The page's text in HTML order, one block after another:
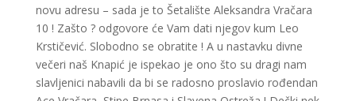
novu adresu – sada je to Šetalište Aleksandra Vračara
10 ! Zašto ? odgovore će Vam dati njegov kum Leo
Krstičević. Slobodno se obratite ! A u nastavku divne
večeri naš Knapić je ispekao je ono što su dragi nam
slavljenici nabavili da bi se radosno proslavio rođendan